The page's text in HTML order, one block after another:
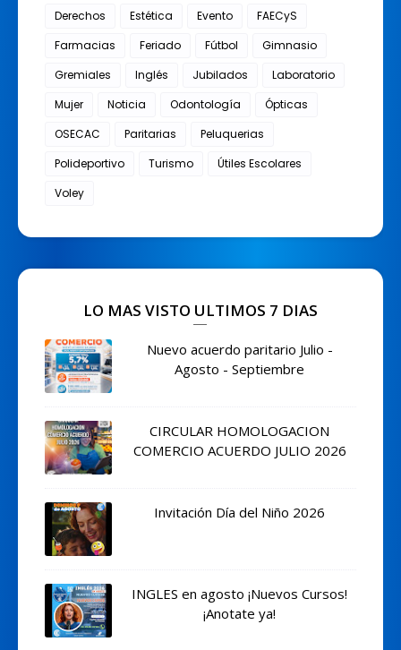
Derechos
Estética Evento
FAECyS
Farmacias
Feriado Fútbol
Gimnasio
Gremiales
Inglés Jubilados
Laboratorio
Mujer
Noticia Odontología
Ópticas
OSECAC
Paritarias
Peluquerias
Polideportivo
Turismo
Útiles Escolares
Voley
LO MAS VISTO ULTIMOS 7 DIAS
Nuevo acuerdo paritario Julio -
Agosto - Septiembre
CIRCULAR HOMOLOGACION
COMERCIO ACUERDO JULIO 2026
Invitación Día del Niño 2026
INGLES en agosto ¡Nuevos Cursos!
¡Anotate ya!